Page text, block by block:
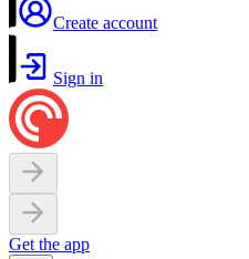
Create account
Sign in
Get the app